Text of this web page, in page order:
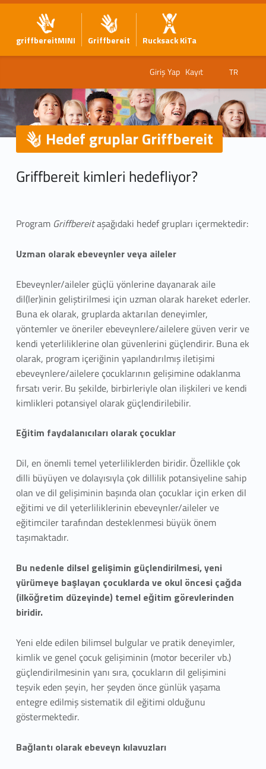
griffbereitMINI Griffbereit Rucksack KiTa
Giriş Yap Kayıt TR
Hedef gruplar Griffbereit
Griffbereit kimleri hedefliyor?
Program Griffbereitaşağıdaki hedef grupları içermektedir:
Uzman olarak ebeveynler veya aileler
Ebeveynler/aileler güçlü yönlerine dayanarak aile
dil(ler)inin geliştirilmesi için uzman olarak hareket ederler.
Buna ek olarak, gruplarda aktarılan deneyimler,
yöntemler ve öneriler ebeveynlere/ailelere güven verir ve
kendi yeterliliklerine olan güvenlerini güçlendirir. Buna ek
olarak, program içeriğinin yapılandırılmış iletişimi
ebeveynlere/ailelere çocuklarının gelişimine odaklanma
fırsatı verir. Bu şekilde, birbirleriyle olan ilişkileri ve kendi
kimlikleri potansiyel olarak güçlendirilebilir.
Eğitim faydalanıcıları olarak çocuklar
Dil, en önemli temel yeterliliklerden biridir. Özellikle çok
dilli büyüyen ve dolayısıyla çok dillilik potansiyeline sahip
olan ve dil gelişiminin başında olan çocuklar için erken dil
eğitimi ve dil yeterliliklerinin ebeveynler/aileler ve
eğitimciler tarafından desteklenmesi büyük önem
taşımaktadır.
Bu nedenle dilsel gelişimin güçlendirilmesi, yeni
yürümeye başlayan çocuklarda ve okul öncesi çağda
(ilköğretim düzeyinde) temel eğitim görevlerinden
biridir.
Yeni elde edilen bilimsel bulgular ve pratik deneyimler,
kimlik ve genel çocuk gelişiminin (motor beceriler vb.)
güçlendirilmesinin yanı sıra, çocukların dil gelişimini
teşvik eden şeyin, her şeyden önce günlük yaşama
entegre edilmiş sistematik dil eğitimi olduğunu
göstermektedir.
Bağlantı olarak ebeveyn kılavuzları